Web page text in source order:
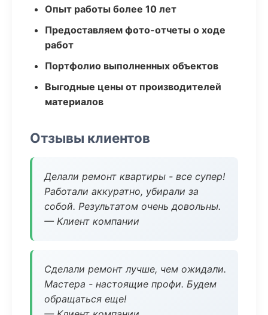
Опыт работы более 10 лет
Предоставляем фото-отчеты о ходе
работ
Портфолио выполненных объектов
Выгодные цены от производителей
материалов
Отзывы клиентов
Делали ремонт квартиры - все супер!
Работали аккуратно, убирали за
собой. Результатом очень довольны.
— Клиент компании
Сделали ремонт лучше, чем ожидали.
Мастера - настоящие профи. Будем
обращаться еще!